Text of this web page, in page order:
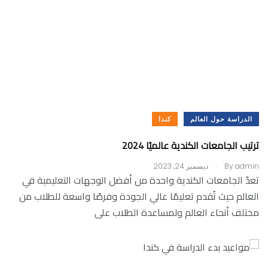
الدراسة حول العالم كندا
ترتيب الجامعات الكندية عالميًا 2024
By admin
. ديسمبر 24, 2023
تعدّ الجامعات الكندية واحدة من أفضل الوجهات التعليمية في
العالم حيث تُقدم تعليمًا عالي الجودة وفرصًا واسعة للطلاب من
مختلف أنحاء العالم ولمساعدة الطلاب على